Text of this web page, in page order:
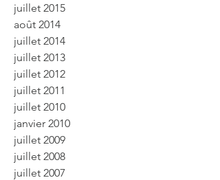
juillet 2015
août 2014
juillet 2014
juillet 2013
juillet 2012
juillet 2011
juillet 2010
janvier 2010
juillet 2009
juillet 2008
juillet 2007